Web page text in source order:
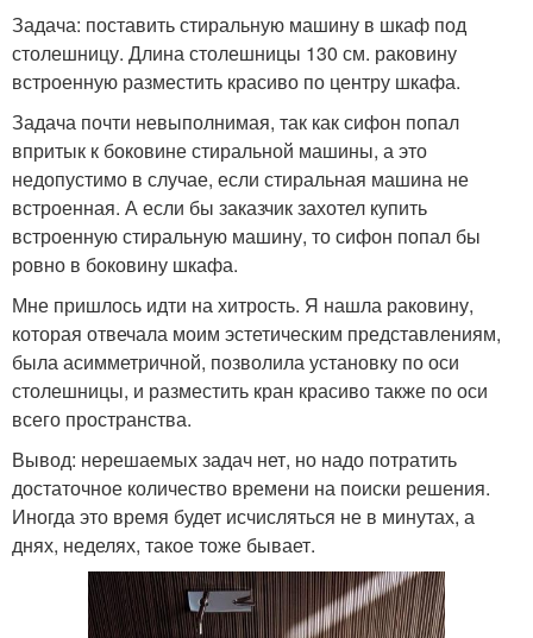
Задача: поставить стиральную машину в шкаф под
столешницу. Длина столешницы 130 см. раковину
встроенную разместить красиво по центру шкафа.
Задача почти невыполнимая, так как сифон попал
впритык к боковине стиральной машины, а это
недопустимо в случае, если стиральная машина не
встроенная. А если бы заказчик захотел купить
встроенную стиральную машину, то сифон попал бы
ровно в боковину шкафа.
Мне пришлось идти на хитрость. Я нашла раковину,
которая отвечала моим эстетическим представлениям,
была асимметричной, позволила установку по оси
столешницы, и разместить кран красиво также по оси
всего пространства.
Вывод: нерешаемых задач нет, но надо потратить
достаточное количество времени на поиски решения.
Иногда это время будет исчисляться не в минутах, а
днях, неделях, такое тоже бывает.